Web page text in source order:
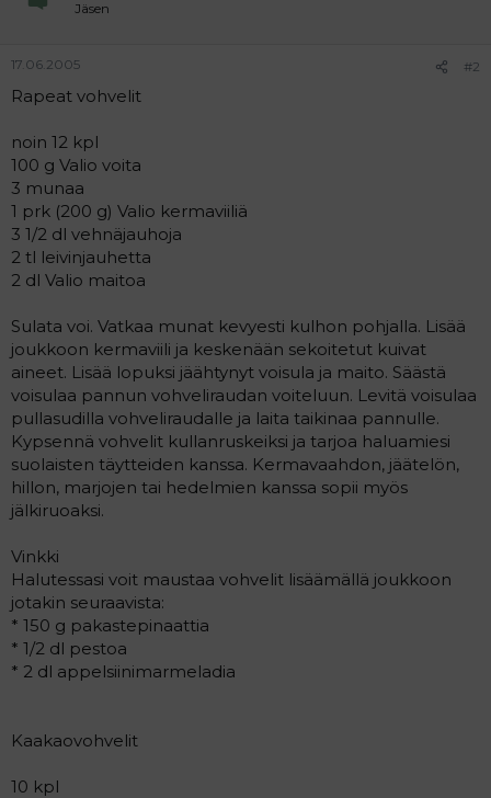
a
Jäsen
17.06.2005 #2
Rapeat vohvelit
noin 12 kpl
100 g Valio voita
3 munaa
1 prk (200 g) Valio kermaviiliä
3 1/2 dl vehnäjauhoja
2 tl leivinjauhetta
2 dl Valio maitoa
Sulata voi. Vatkaa munat kevyesti kulhon pohjalla. Lisää
joukkoon kermaviili ja keskenään sekoitetut kuivat
aineet. Lisää lopuksi jäähtynyt voisula ja maito. Säästä
voisulaa pannun vohveliraudan voiteluun. Levitä voisulaa
pullasudilla vohveliraudalle ja laita taikinaa pannulle.
Kypsennä vohvelit kullanruskeiksi ja tarjoa haluamiesi
suolaisten täytteiden kanssa. Kermavaahdon, jäätelön,
hillon, marjojen tai hedelmien kanssa sopii myös
jälkiruoaksi.
Vinkki
Halutessasi voit maustaa vohvelit lisäämällä joukkoon
jotakin seuraavista:
* 150 g pakastepinaattia
* 1/2 dl pestoa
* 2 dl appelsiinimarmeladia
Kaakaovohvelit
10 kpl